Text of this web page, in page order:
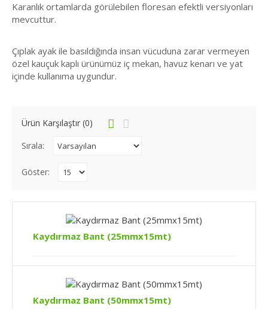
Karanlık ortamlarda görülebilen floresan efektli versiyonları
mevcuttur.
Çıplak ayak ile basıldığında insan vücuduna zarar vermeyen
özel kauçuk kaplı ürünümüz iç mekan, havuz kenarı ve yat
içinde kullanıma uygundur.
Ürün Karşılaştır (0)
Sırala:
Göster:
Kaydırmaz Bant (25mmx15mt)
mtKOLİ İÇİ ADEDİ48 adetYüksek yapışma gücü, su,
deterjan, sab..
Kaydırmaz Bant (25mmx15mt)
Kaydırmaz Bant (50mmx15mt)